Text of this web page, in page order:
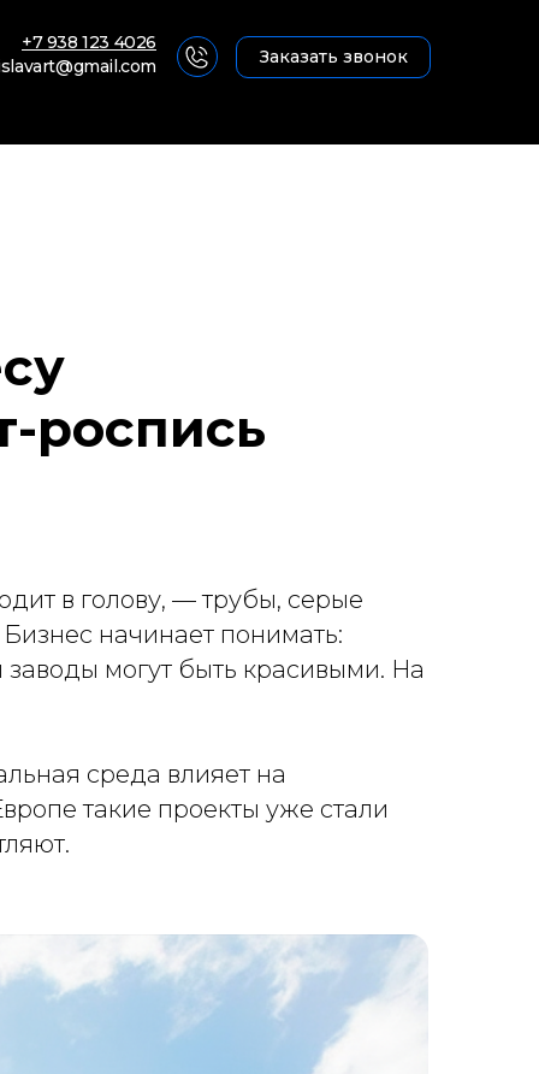
+7 938 123 4026
Заказать звонок
+7 (495) 104-66-46
роспись
в голову, — трубы, серые
начинает понимать:
могут быть красивыми. На
среда влияет на
такие проекты уже стали